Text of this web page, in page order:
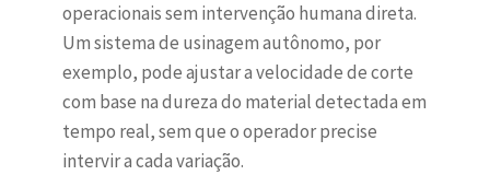
operacionais sem intervenção humana direta.
Um sistema de usinagem autônomo, por
exemplo, pode ajustar a velocidade de corte
com base na dureza do material detectada em
tempo real, sem que o operador precise
intervir a cada variação.